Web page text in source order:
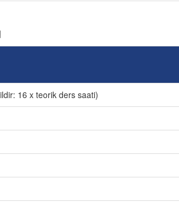
16 x teorik ders saati)